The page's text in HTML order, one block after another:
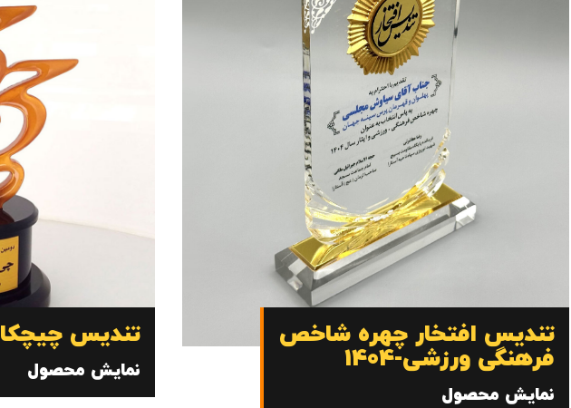
تندیس افتخار چهره شاخص
فرهنگی ورزشی-1404
نمایش محصول
تندیس چیچکا
نمایش محصول